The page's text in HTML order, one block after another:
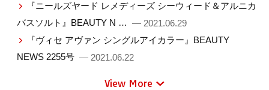
『ニールズヤード レメディーズ シーウィード＆アルニカ
バスソルト』BEAUTY N … — 2021.06.29
『ヴィセ アヴァン シングルアイカラー』BEAUTY
NEWS 2255号 — 2021.06.22
View More